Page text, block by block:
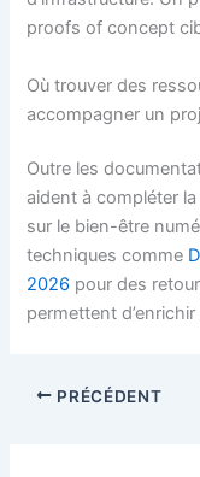
proofs of concept
Où trouver des
accompagner un
Outre les
aident à compléter
sur le bien-être
techniques comme
2026 pour des
permettent
PRÉCÉDENT